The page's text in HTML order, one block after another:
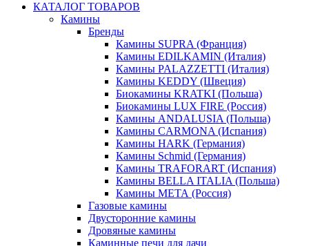
КАТАЛОГ ТОВАРОВ
Камины
Бренды
Камины SUPRA (Франция)
Камины EDILKAMIN (Италия)
Камины PALAZZETTI (Италия)
Камины KEDDY (Швеция)
Биокамины KRATKI (Польша)
Биокамины LUX FIRE (Россия)
Камины ANDALUSIA (Польша)
Камины CARMONA (Испания)
Камины HARK (Германия)
Камины Schmid (Германия)
Камины TRAFORART (Испания)
Камины BELLA ITALIA (Польша)
Камины МЕТА (Россия)
Газовые камины
Двусторонние камины
Дровяные камины
Каминные печи для дачи